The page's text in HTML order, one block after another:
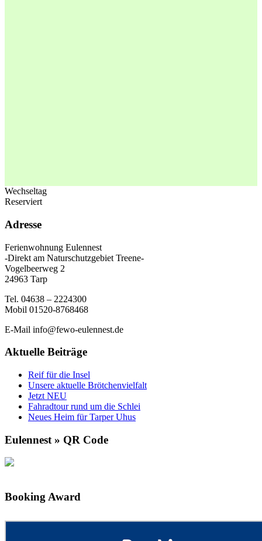
Wechseltag
Reserviert
Adresse
Ferienwohnung Eulennest
-Direkt am Naturschutzgebiet Treene-
Vogelbeerweg 2
24963 Tarp
Tel. 04638 – 2224300
Mobil 01520-8768468
E-Mail info@fewo-eulennest.de
Aktuelle Beiträge
Reif für die Insel
Unsere aktuelle Brötchenvielfalt
Jetzt NEU
Fahradtour rund um die Schlei
Neues Heim für Tarper Uhus
Eulennest » QR Code
Booking Award